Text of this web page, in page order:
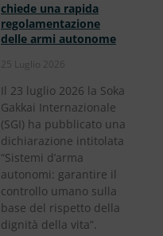
chiede una rapida
regolamentazione
delle armi autonome
25 Luglio 2026
Il 23 luglio 2026 la Soka
Gakkai Internazionale
(SGI) ha pubblicato una
dichiarazione intitolata
“Sistemi d’arma
autonomi: garantire il
controllo umano sulla
base del rispetto della
dignità della vita”.